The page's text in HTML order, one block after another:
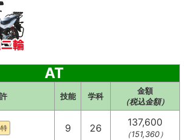
AT
技能 学科
金額
（税込金額）
9 26 137,600
（151,360）